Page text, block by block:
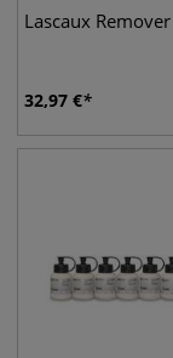
Lascaux Remover
32,97 €